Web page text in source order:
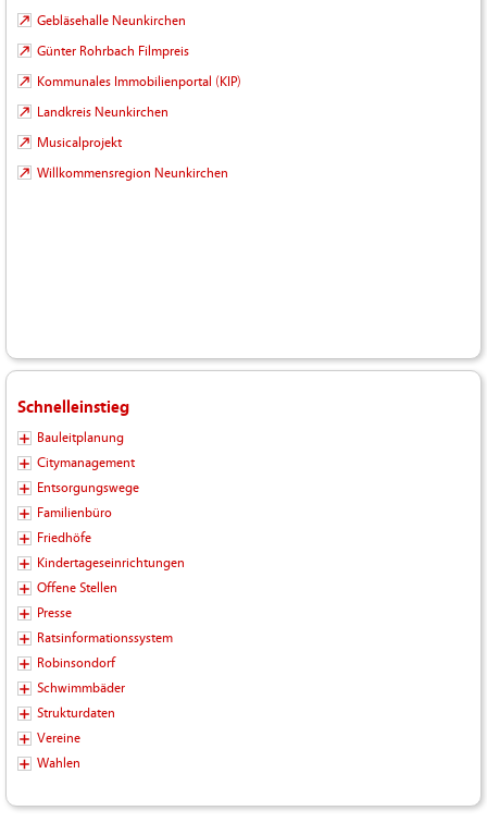
Gebläsehalle Neunkirchen
Günter Rohrbach Filmpreis
Kommunales Immobilienportal (KIP)
Landkreis Neunkirchen
Musicalprojekt
Willkommensregion Neunkirchen
Schnelleinstieg
Bauleitplanung
Citymanagement
Entsorgungswege
Familienbüro
Friedhöfe
Kindertageseinrichtungen
Offene Stellen
Presse
Ratsinformationssystem
Robinsondorf
Schwimmbäder
Strukturdaten
Vereine
Wahlen